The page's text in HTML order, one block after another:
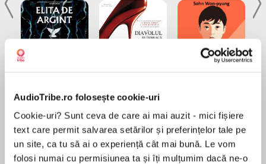
AudioTribe.ro folosește cookie-uri
Cookie-uri? Sunt ceva de care ai mai auzit - mici fișiere
text care permit salvarea setărilor și preferințelor tale pe
un site, ca tu să ai o experiență cât mai bună. Le vom
folosi numai cu permisiunea ta și îți mulțumim dacă ne-o
Desprecarte